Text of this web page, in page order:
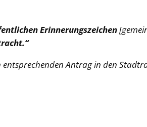
Erinnerungszeichen
entsprechenden Antrag in den